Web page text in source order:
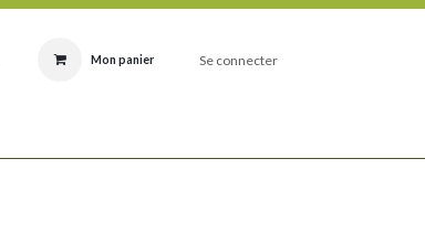
Mon panier Se connecter